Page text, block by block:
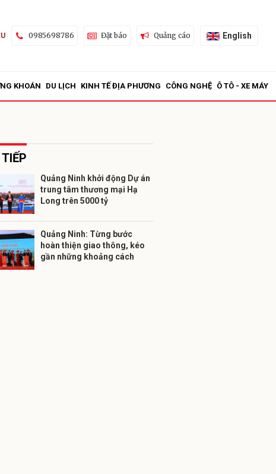
0985698786 Đặt báo Quảng cáo English
KHOÁN DU LỊCH KINH TẾ ĐỊA PHƯƠNG CÔNG NGHỆ Ô TÔ - XE MÁY
Quảng Ninh khởi động Dự án
trung tâm thương mại Hạ
Long trên 5000 tỷ
Quảng Ninh: Từng bước
hoàn thiện giao thông, kéo
gần những khoảng cách
Gửi